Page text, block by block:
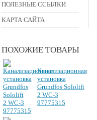
ПОЛЕЗНЫЕ ССЫЛКИ
КАРТА САЙТА
ПОХОЖИЕ ТОВАРЫ
Канализационная
установка
Grundfos Sololift
2 WC-3
97775315